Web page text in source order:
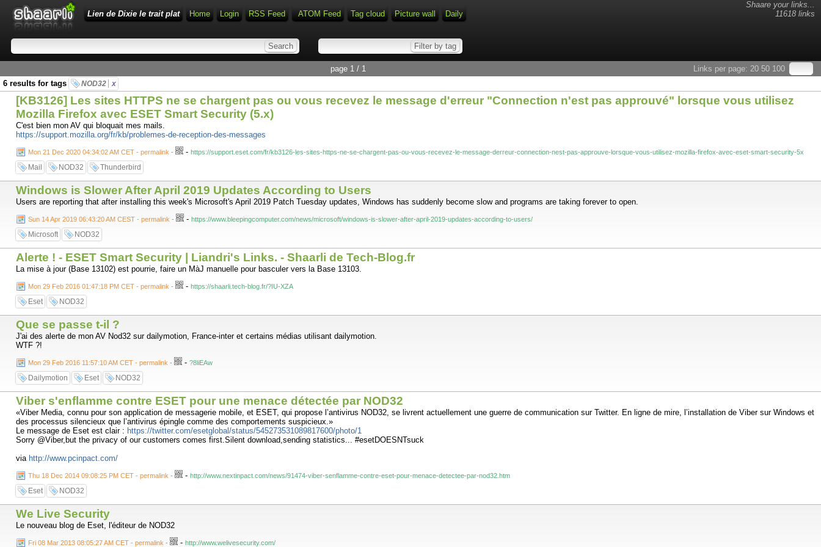
Shaare your links...
11618 links
Lien de Dixie le trait plat Home Login RSS Feed ATOM Feed Tag cloud Picture wall Daily
Links per page: 20 50 100
page 1 / 1
6 results for tags
NOD32 x
[KB3126] Les sites HTTPS ne se chargent pas ou vous recevez le message d'erreur "Connection n'est pas approuvé" lorsque vous utilisez
Mozilla Firefox avec ESET Smart Security (5.x)
C'est bien mon AV qui bloquait mes mails.
https://support.mozilla.org/fr/kb/problemes-de-reception-des-messages
Mon 21 Dec 2020 04:34:02 AM CET - permalink - - https://support.eset.com/fr/kb3126-les-sites-https-ne-se-chargent-pas-ou-vous-recevez-le-message-derreur-connection-nest-pas-approuve-lorsque-vous-utilisez-mozilla-firefox-avec-eset-smart-security-5x
Mail NOD32 Thunderbird
Windows is Slower After April 2019 Updates According to Users
Users are reporting that after installing this week's Microsoft's April 2019 Patch Tuesday updates, Windows has suddenly become slow and programs are taking forever to open.
Sun 14 Apr 2019 06:43:20 AM CEST - permalink - - https://www.bleepingcomputer.com/news/microsoft/windows-is-slower-after-april-2019-updates-according-to-users/
Microsoft NOD32
Alerte ! - ESET Smart Security | Liandri's Links. - Shaarli de Tech-Blog.fr
La mise à jour (Base 13102) est pourrie, faire un MàJ manuelle pour basculer vers la Base 13103.
Mon 29 Feb 2016 01:47:18 PM CET - permalink - - https://shaarli.tech-blog.fr/?IU-XZA
Eset NOD32
Que se passe t-il ?
J'ai des alerte de mon AV Nod32 sur dailymotion, France-inter et certains médias utilisant dailymotion.
WTF ?!
Mon 29 Feb 2016 11:57:10 AM CET - permalink - - ?8liEAw
Dailymotion Eset NOD32
Viber s'enflamme contre ESET pour une menace détectée par NOD32
«Viber Media, connu pour son application de messagerie mobile, et ESET, qui propose l’antivirus NOD32, se livrent actuellement une guerre de communication sur Twitter. En ligne de mire, l’installation de Viber sur Windows et
des processus silencieux que l’antivirus épingle comme des comportements suspicieux.»
Le message de Eset est clair : https://twitter.com/esetglobal/status/545273531089817600/photo/1
Sorry @Viber,but the privacy of our customers comes first.Silent download,sending statistics... #esetDOESNTsuck
via http://www.pcinpact.com/
Thu 18 Dec 2014 09:08:25 PM CET - permalink - - http://www.nextinpact.com/news/91474-viber-senflamme-contre-eset-pour-menace-detectee-par-nod32.htm
Eset NOD32
We Live Security
Le nouveau blog de Eset, l'éditeur de NOD32
Fri 08 Mar 2013 08:05:27 AM CET - permalink - - http://www.welivesecurity.com/